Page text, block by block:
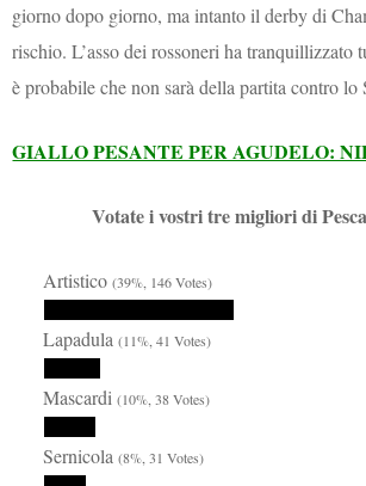
giorno dopo giorno, ma intanto il derby di
rischio. L’asso dei rossoneri ha tranquillizzato
è probabile che non sarà della partita contro lo
GIALLO PESANTE PER AGUDELO:
Votate i vostri tre migliori di
Artistico(39%, 146 Votes)
Lapadula(11%, 41 Votes)
Mascardi(10%, 38 Votes)
Sernicola(8%, 31 Votes)